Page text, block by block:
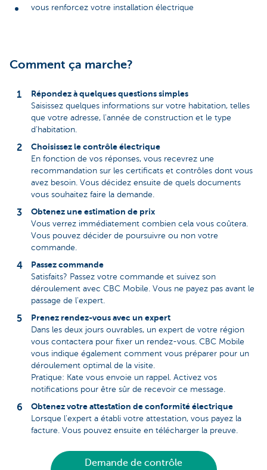
vous renforcez votre installation électrique
Comment ça marche?
Répondez à quelques questions simples
Saisissez quelques informations sur votre habitation, telles
que votre adresse, l'année de construction et le type
d’habitation.
Choisissez le contrôle électrique
En fonction de vos réponses, vous recevrez une
recommandation sur les certificats et contrôles dont vous
avez besoin. Vous décidez ensuite de quels documents
vous souhaitez faire la demande.
Obtenez une estimation de prix
Vous verrez immédiatement combien cela vous coûtera.
Vous pouvez décider de poursuivre ou non votre
commande.
Passez commande
Satisfaits? Passez votre commande et suivez son
déroulement avec CBC Mobile. Vous ne payez pas avant le
passage de l'expert.
Prenez rendez-vous avec un expert
Dans les deux jours ouvrables, un expert de votre région
vous contactera pour fixer un rendez-vous. CBC Mobile
vous indique également comment vous préparer pour un
déroulement optimal de la visite.
Pratique: Kate vous envoie un rappel. Activez vos
notifications pour être sûr de recevoir ce message.
Obtenez votre attestation de conformité électrique
Lorsque l'expert a établi votre attestation, vous payez la
facture. Vous pouvez ensuite en télécharger la preuve.
Demande de contrôle